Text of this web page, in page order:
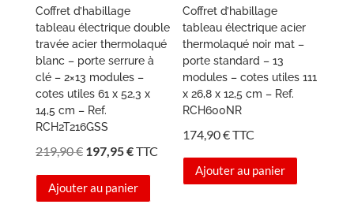
Coffret d’habillage
tableau électrique double
travée acier thermolaqué
blanc – porte serrure à
clé – 2×13 modules –
cotes utiles 61 x 52,3 x
14,5 cm – Ref.
RCH2T216GSS
219,90€ Le
initial
197,95€Le
actuel
TTC
Ajouter au panier
Coffret d’habillage
tableau électrique acier
thermolaqué noir mat –
porte standard – 13
modules – cotes utiles 111
x 26,8 x 12,5 cm – Ref.
RCH600NR
174,90€TTC
Ajouter au panier